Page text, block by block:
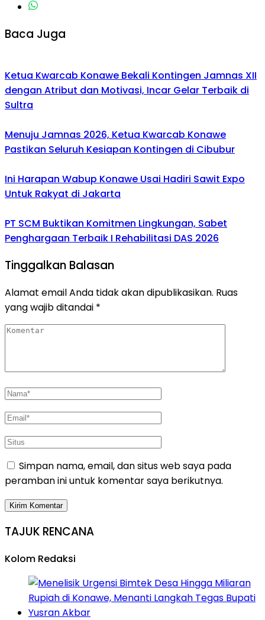
Baca Juga
Ketua Kwarcab Konawe Bekali Kontingen Jamnas XII
dengan Atribut dan Motivasi, Incar Gelar Terbaik di
Sultra
Menuju Jamnas 2026, Ketua Kwarcab Konawe
Pastikan Seluruh Kesiapan Kontingen di Cibubur
Ini Harapan Wabup Konawe Usai Hadiri Sawit Expo
Untuk Rakyat di Jakarta
PT SCM Buktikan Komitmen Lingkungan, Sabet
Penghargaan Terbaik I Rehabilitasi DAS 2026
Tinggalkan Balasan
Alamat email Anda tidak akan dipublikasikan. Ruas
yang wajib ditandai *
Simpan nama, email, dan situs web saya pada
peramban ini untuk komentar saya berikutnya.
TAJUK RENCANA
Kolom Redaksi